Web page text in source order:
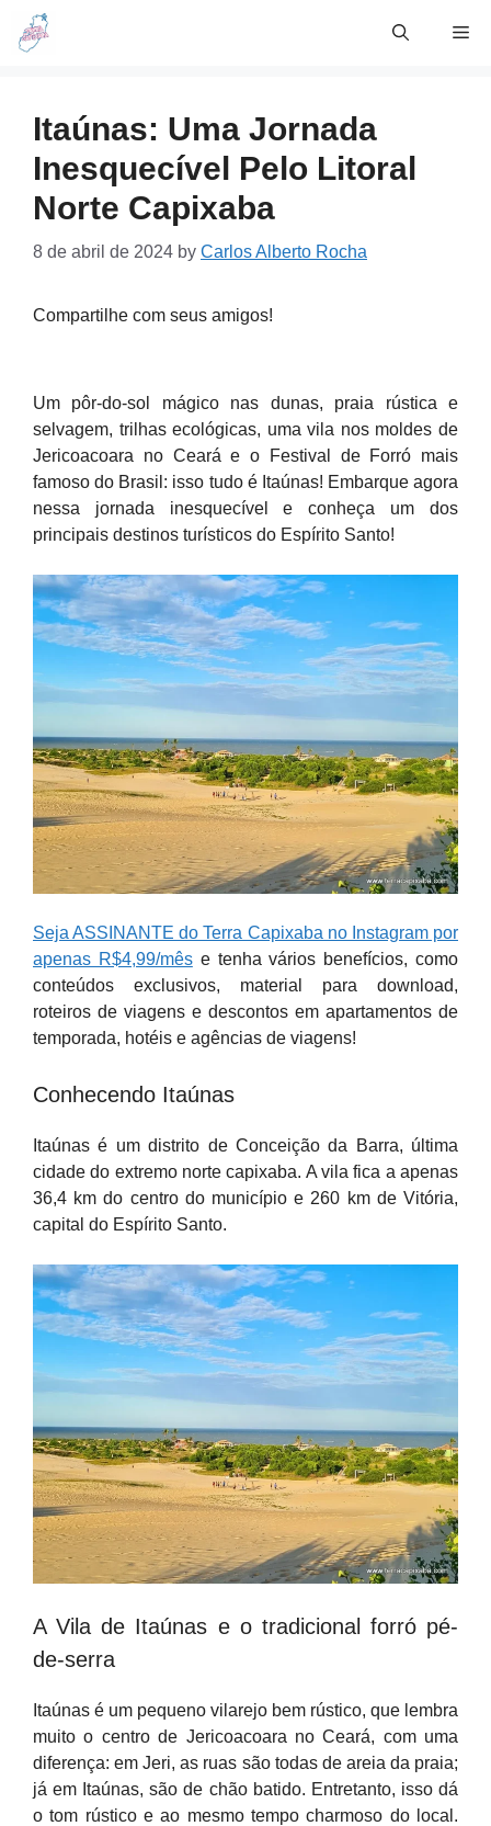
Skip
Itaúnas: Uma Jornada
Inesquecível Pelo Litoral
Norte Capixaba
8 de abril de 2024 by Carlos Alberto Rocha
Compartilhe com seus amigos!
Um pôr-do-sol mágico nas dunas, praia rústica e
selvagem, trilhas ecológicas, uma vila nos moldes de
Jericoacoara no Ceará e o Festival de Forró mais
famoso do Brasil: isso tudo é Itaúnas! Embarque agora
nessa jornada inesquecível e conheça um dos
principais destinos turísticos do Espírito Santo!
Seja ASSINANTE do Terra Capixaba no Instagram por
apenas R$4,99/mêse tenha vários benefícios, como
conteúdos exclusivos, material para download,
roteiros de viagens e descontos em apartamentos de
temporada, hotéis e agências de viagens!
Conhecendo Itaúnas
Itaúnas é um distrito de Conceição da Barra, última
cidade do extremo norte capixaba. A vila fica a apenas
36,4 km do centro do município e 260 km de Vitória,
capital do Espírito Santo.
A Vila de Itaúnas e o tradicional forró pé-
de-serra
Itaúnas é um pequeno vilarejo bem rústico, que lembra
muito o centro de Jericoacoara no Ceará, com uma
diferença: em Jeri, as ruas são todas de areia da praia;
já em Itaúnas, são de chão batido. Entretanto, isso dá
o tom rústico e ao mesmo tempo charmoso do local.